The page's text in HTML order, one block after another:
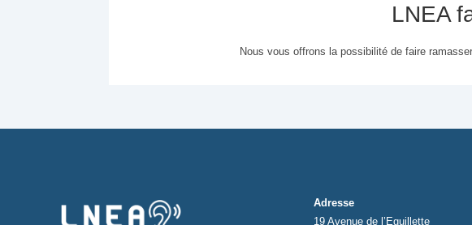
LNEA
Nous vous offrons la possibilité de faire
Adresse
19 Avenue de l’Eguillette